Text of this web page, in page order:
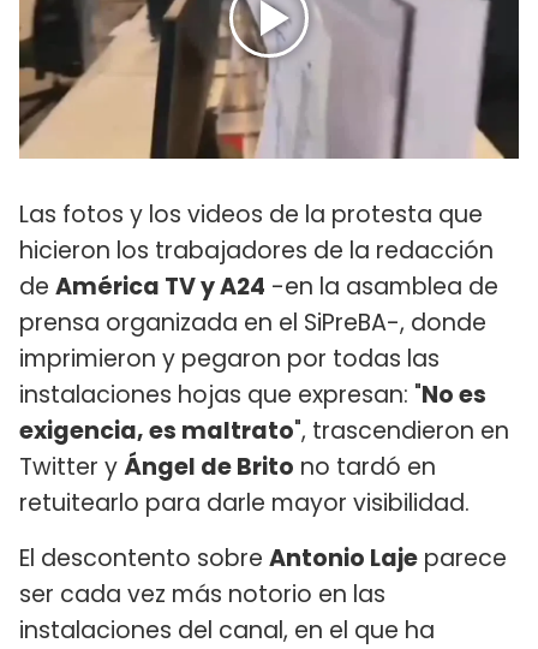
Las fotos y los videos de la protesta que
hicieron los trabajadores de la redacción
de América TV y A24 -en la asamblea de
prensa organizada en el SiPreBA-, donde
imprimieron y pegaron por todas las
instalaciones hojas que expresan: "No es
exigencia, es maltrato", trascendieron en
Twitter yÁngel de Brito no tardó en
retuitearlo para darle mayor visibilidad.
El descontento sobre Antonio Laje parece
ser cada vez más notorio en las
instalaciones del canal, en el que ha